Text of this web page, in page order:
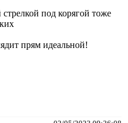
под корягой тоже
прям идеальной!